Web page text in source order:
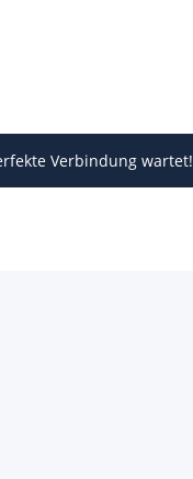
Verbindung wartet!